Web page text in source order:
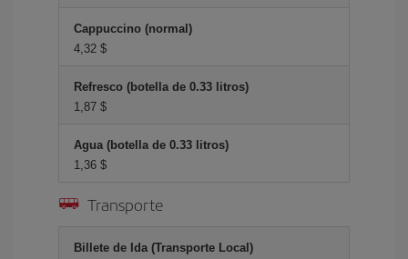
Cappuccino (normal)
4,32 $
Refresco (botella de 0.33 litros)
1,87 $
Agua (botella de 0.33 litros)
1,36 $
Transporte
Billete de Ida (Transporte Local)